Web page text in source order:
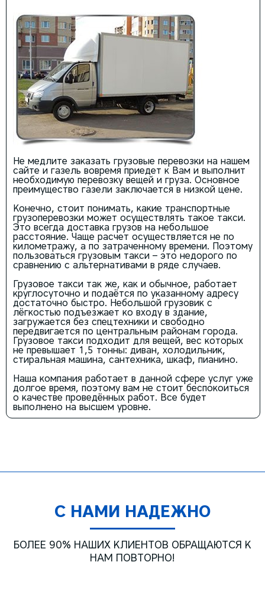
Не медлите заказать грузовые перевозки на нашем
сайте и газель вовремя приедет к Вам и выполнит
необходимую перевозку вещей и груза. Основное
преимущество газели заключается в низкой цене.
Конечно, стоит понимать, какие транспортные
грузоперевозки может осуществлять такое такси.
Это всегда доставка грузов на небольшое
расстояние. Чаще расчет осуществляется не по
километражу, а по затраченному времени. Поэтому
пользоваться грузовым такси – это недорого по
сравнению с альтернативами в ряде случаев.
Грузовое такси так же, как и обычное, работает
круглосуточно и подаётся по указанному адресу
достаточно быстро. Небольшой грузовик с
лёгкостью подъезжает ко входу в здание,
загружается без спецтехники и свободно
передвигается по центральным районам города.
Грузовое такси подходит для вещей, вес которых
не превышает 1,5 тонны: диван, холодильник,
стиральная машина, сантехника, шкаф, пианино.
Наша компания работает в данной сфере услуг уже
долгое время, поэтому вам не стоит беспокоиться
о качестве проведённых работ. Все будет
выполнено на высшем уровне.
С НАМИ НАДЕЖНО
БОЛЕЕ 90% НАШИХ КЛИЕНТОВ ОБРАЩАЮТСЯ К
НАМ ПОВТОРНО!